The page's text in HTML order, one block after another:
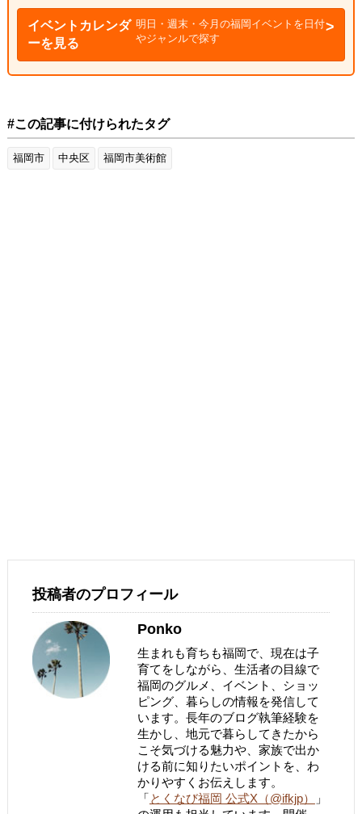
イベントカレンダ
ーを見る
明日・週末・今月の福岡イベントを日付
やジャンルで探す
#この記事に付けられたタグ
福岡市 中央区 福岡市美術館
投稿者のプロフィール
Ponko
生まれも育ちも福岡で、現在は子
育てをしながら、生活者の目線で
福岡のグルメ、イベント、ショッ
ピング、暮らしの情報を発信して
います。長年のブログ執筆経験を
生かし、地元で暮らしてきたから
こそ気づける魅力や、家族で出か
ける前に知りたいポイントを、わ
かりやすくお伝えします。
「とくなび福岡 公式X（@ifkjp）
」